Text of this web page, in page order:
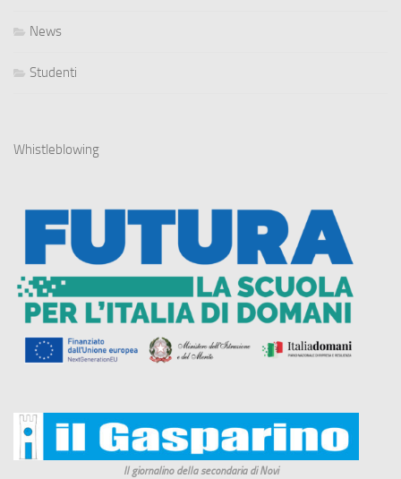
News
Studenti
Whistleblowing
Il giornalino della secondaria di Novi